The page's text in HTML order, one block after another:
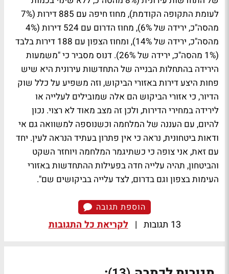
לעומת התקופה הקודמת), מחוז חיפה עם 885 דירות (7%
מהסה"כ, ירידה של 6%), מחוז הדרום עם 524 דירות (4%
מהסה"כ, ירידה של 14%), ומחוז הצפון עם 188 דירות בלבד
(1% מהסה"כ, ירידה של 26%). דנוס מסביר כי "משמעות
הירידה בהתחלות הבנייה של התחדשות עירונית היא שיש
פחות היצע דירות באזורי הביקוש, וזה משפיע על כלל שוק
הדיור, כי אזורי הביקוש הם אלה שמובילים לעלייה או
לירידה במחירי הדירות, ולכן זה מצב מאוד לא רצוי. נכון
להיום, עם העננה של המלחמה וכשנוספה למשוואה גם אי
ודאות ביטחונית, נראה כי אין פתרון בעתיד הנראה לעין. יחד
עם זאת, אני צופה כי כשתיגמר המלחמה ויוחזר השקט
והביטחון, תהיה עלייה חדה בפעילות ההתחדשות באזורי
העימות בצפון וגם בדרום, לצד עלייה בביקושים שם".
הוספת תגובה
13 תגובות | לקריאת כל התגובות